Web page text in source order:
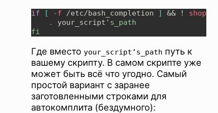
if [ -f /etc/bash_completion ] && ! shopt
.
your_script'
Где вместо your_script’s_path путь к
вашему скрипту. В самом скрипте уже
может быть всё что угодно. Самый
простой вариант с заранее
заготовленными строками для
автокомплита (бездумного):